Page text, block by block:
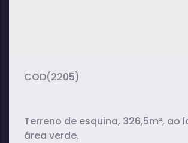
(2205)
Terreno de esquina, 326,5m², ao
área verde.